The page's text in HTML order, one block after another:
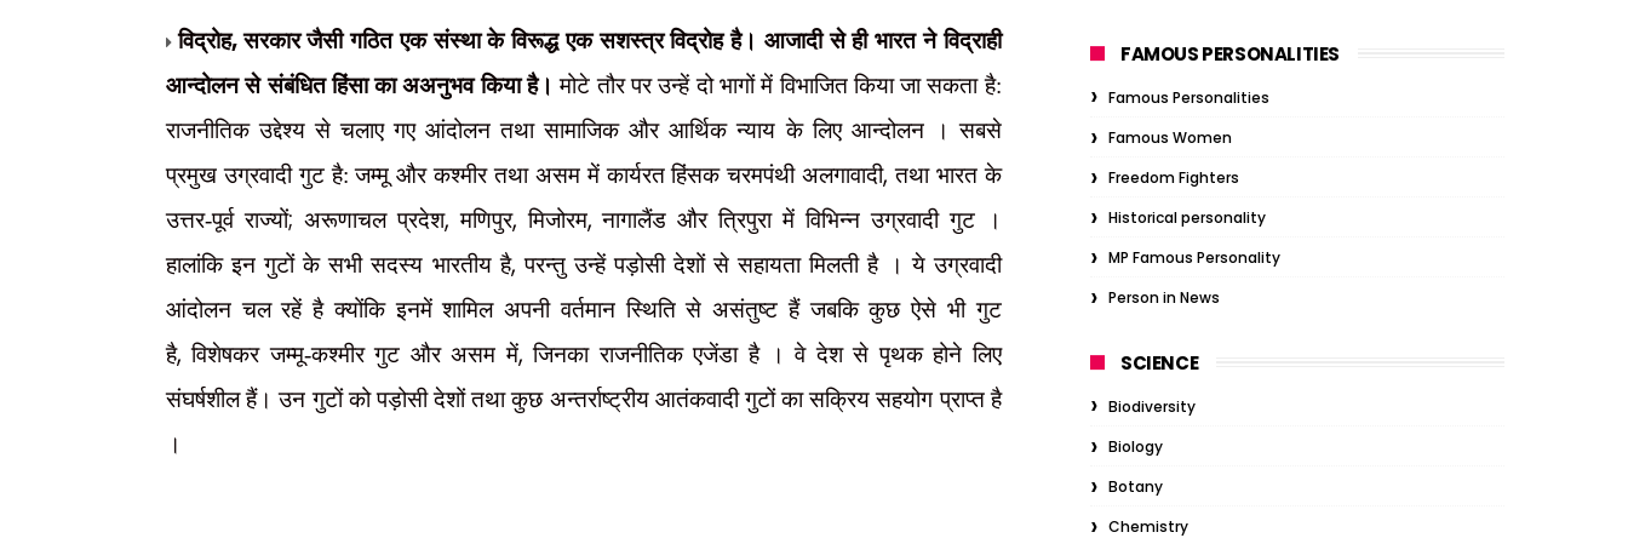
विद्रोह,सरकार जैसी गठित एक संस्था के विरूद्ध एक सशस्त्र विद्रोह है। आजादी से ही भारत ने विद्राही
आन्दोलन से संबंधित हिंसा का अअनुभव किया है। मोटे तौर पर उन्हें दो भागों में विभाजित किया जा सकता है:
राजनीतिक उद्देश्य से चलाए गए आंदोलन तथा सामाजिक और आर्थिक न्याय के लिए आन्दोलन । सबसे
प्रमुख उग्रवादी गुट है: जम्मू और कश्मीर तथा असम में कार्यरत हिंसक चरमपंथी अलगावादी,तथा भारत के
उत्तर-पूर्व राज्यों; अरूणाचल प्रदेश,मणिपुर,मिजोरम,नागालैंड और त्रिपुरा में विभिन्न उग्रवादी गुट ।
हालांकि इन गुटों के सभी सदस्य भारतीय है,परन्तु उन्हें पड़ोसी देशों से सहायता मिलती है । ये उग्रवादी
आंदोलन चल रहें है क्योंकि इनमें शामिल अपनी वर्तमान स्थिति से असंतुष्ट हैं जबकि कुछ ऐसे भी गुट
है,विशेषकर जम्मू-कश्मीर गुट और असम में,जिनका राजनीतिक एजेंडा है । वे देश से पृथक होने लिए
संघर्षशील हैं। उन गुटों को पड़ोसी देशों तथा कुछ अन्तर्राष्ट्रीय आतंकवादी गुटों का सक्रिय सहयोग प्राप्त है
।
FAMOUS PERSONALITIES
Famous Personalities
Famous Women
Freedom Fighters
Historical personality
MP Famous Personality
Person in News
SCIENCE
Biodiversity
Biology
Botany
Chemistry